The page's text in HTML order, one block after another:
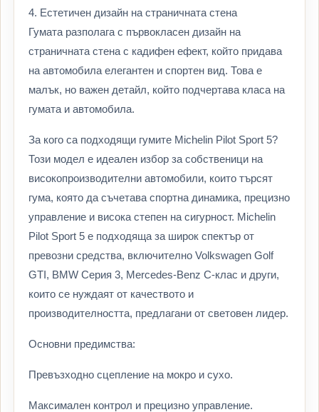
4. Естетичен дизайн на страничната стена
Гумата разполага с първокласен дизайн на
страничната стена с кадифен ефект, който придава
на автомобила елегантен и спортен вид. Това е
малък, но важен детайл, който подчертава класа на
гумата и автомобила.
За кого са подходящи гумите Michelin Pilot Sport 5?
Този модел е идеален избор за собственици на
високопроизводителни автомобили, които търсят
гума, която да съчетава спортна динамика, прецизно
управление и висока степен на сигурност. Michelin
Pilot Sport 5 е подходяща за широк спектър от
превозни средства, включително Volkswagen Golf
GTI, BMW Серия 3, Mercedes-Benz C-клас и други,
които се нуждаят от качеството и
производителността, предлагани от световен лидер.
Основни предимства:
Превъзходно сцепление на мокро и сухо.
Максимален контрол и прецизно управление.